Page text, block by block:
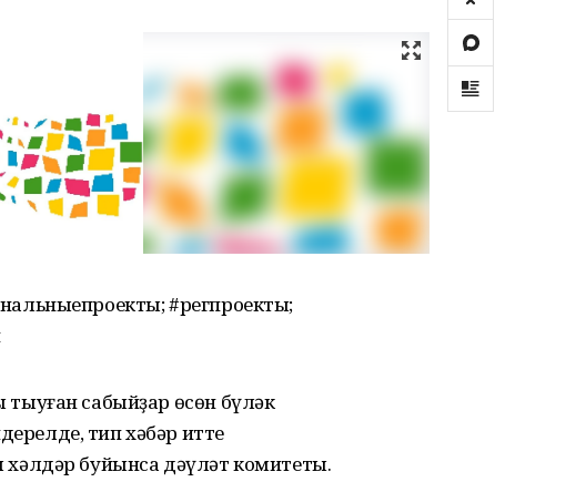
#регпроекты;
сабыйҙар өсөн бүләк
тип хәбәр итте
буйынса дәүләт комитеты.